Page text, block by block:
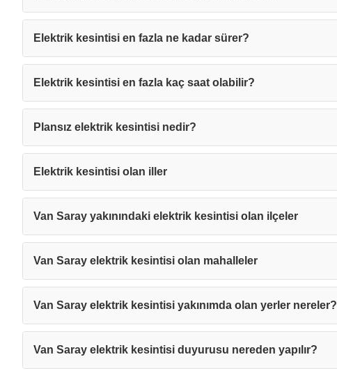
Elektrik kesintisi en fazla ne kadar sürer?
Elektrik kesintisi en fazla kaç saat olabilir?
Plansız elektrik kesintisi nedir?
Elektrik kesintisi olan iller
Van Saray yakınındaki elektrik kesintisi olan ilçeler
Van Saray elektrik kesintisi olan mahalleler
Van Saray elektrik kesintisi yakınımda olan yerler nereler?
Van Saray elektrik kesintisi duyurusu nereden yapılır?